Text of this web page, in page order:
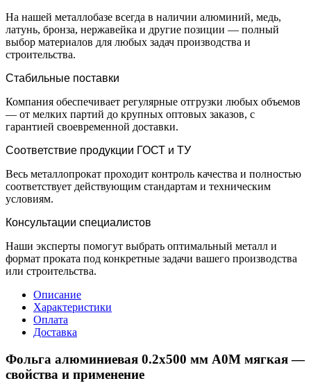
На нашей металлобазе всегда в наличии алюминий, медь,
латунь, бронза, нержавейка и другие позиции — полный
выбор материалов для любых задач производства и
строительства.
Стабильные поставки
Компания обеспечивает регулярные отгрузки любых объемов
— от мелких партий до крупных оптовых заказов, с
гарантией своевременной доставки.
Соответствие продукции ГОСТ и ТУ
Весь металлопрокат проходит контроль качества и полностью
соответствует действующим стандартам и техническим
условиям.
Консультации специалистов
Наши эксперты помогут выбрать оптимальный металл и
формат проката под конкретные задачи вашего производства
или строительства.
Описание
Характеристики
Оплата
Доставка
Фольга алюминиевая 0.2х500 мм А0М мягкая —
свойства и применение